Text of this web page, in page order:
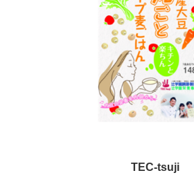
TEC-tsuji